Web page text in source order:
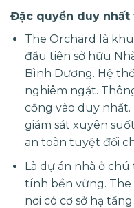
Đặc quyền duy nhất
The Orchard là
đầu tiên sở hữu
Bình Dương. Hệ
nghiêm ngặt.
cổng vào duy
giám sát xuyên
an toàn tuyệt đối
Là dự án nhà ở
tính bền vững. The
nơi có cơ sở hạ